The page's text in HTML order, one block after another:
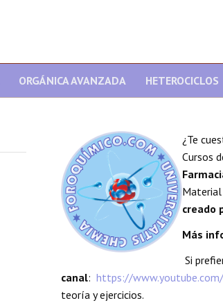
ORGÁNICA AVANZADA HETEROCICLOS
¿Te
Cursos
Material
creado
Más
Si
canal: https://www.youtube.com/
teoría y ejercicios.